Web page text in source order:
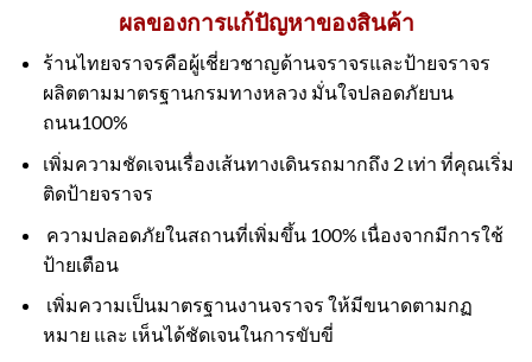
ผลของการแก้ปัญหาของสินค้า
ร้านไทยจราจรคือผู้เชี่ยวชาญด้านจราจรและป้ายจราจร
ผลิตตามมาตรฐานกรมทางหลวง มั่นใจปลอดภัยบน
ถนน100%
เพิ่มความชัดเจนเรื่องเส้นทางเดินรถมากถึง 2 เท่า ที่คุณเริ่ม
ติดป้ายจราจร
ความปลอดภัยในสถานที่เพิ่มขึ้น 100% เนื่องจากมีการใช้
ป้ายเตือน
เพิ่มความเป็นมาตรฐานงานจราจร ให้มีขนาดตามกฏ
หมาย และ เห็นได้ชัดเจนในการขับขี่